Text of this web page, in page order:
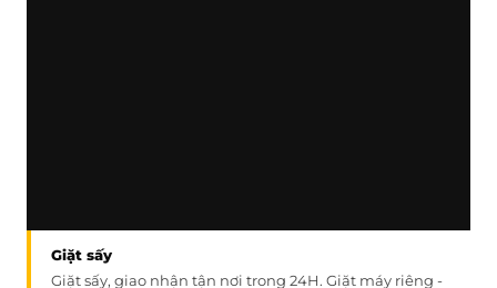
Giặt sấy
Giặt sấy, giao nhận tận nơi trong 24H. Giặt máy riêng -